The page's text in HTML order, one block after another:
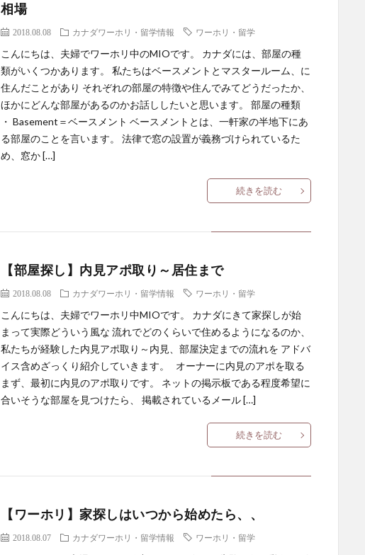
相場
2018.08.08 カナダワーホリ・留学情報 ワーホリ・留学
こんにちは、夫婦でワーホリ中のMIOです。 カナダには、部屋の種
類がいくつかあります。 私たちはベースメントとマスタールーム、に
住んだことがあり それぞれの部屋の特徴や住んでみてどうだったか、
ほかにどんな部屋があるのかお話ししたいと思います。 部屋の種類
・ Basement＝ベースメント ベースメントとは、一軒家の半地下にあ
る部屋のことを言います。 法律で窓の設置が義務づけられているた
め、窓か […]
続きを読む
【部屋探し】内見アポ取り～居住まで
2018.08.08 カナダワーホリ・留学情報 ワーホリ・留学
こんにちは、夫婦でワーホリ中MIOです。 カナダにきて家探しが始
まって実際どういう風な 流れでどのくらいで住めるようになるのか、
私たちが経験した内見アポ取り～内見、部屋決定までの流れを アドバ
イス含めざっくり紹介していきます。 オーナーに内見のアポを取る
まず、最初に内見のアポ取りです。 ネットの掲示板である程度希望に
合いそうな部屋を見つけたら、 掲載されているメール […]
続きを読む
【ワーホリ】家探しはいつから始めたら、、
2018.08.07 カナダワーホリ・留学情報 ワーホリ・留学